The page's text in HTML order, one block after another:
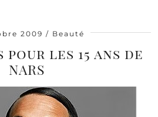
2009 Beauté
pour les 15 ans de
NARS